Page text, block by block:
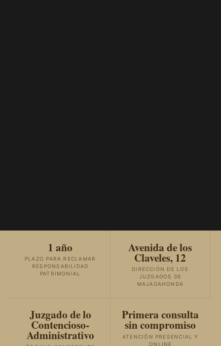
1 año
PLAZO PARA RECLAMAR
RESPONSABILIDAD
PATRIMONIAL
Avenida de los
Claveles, 12
DIRECCIÓN DE LOS
JUZGADOS DE
MAJADAHONDA
Juzgado de lo
Contencioso-
Administrativo
Primera consulta
sin compromiso
ATENCIÓN PRESENCIAL Y
ONLINE